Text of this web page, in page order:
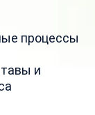
процессы
и